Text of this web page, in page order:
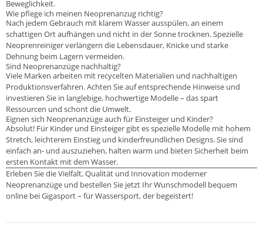
Beweglichkeit.
Wie pflege ich meinen Neoprenanzug richtig?
Nach jedem Gebrauch mit klarem Wasser ausspülen, an einem
schattigen Ort aufhängen und nicht in der Sonne trocknen. Spezielle
Neoprenreiniger verlängern die Lebensdauer, Knicke und starke
Dehnung beim Lagern vermeiden.
Sind Neoprenanzüge nachhaltig?
Viele Marken arbeiten mit recycelten Materialien und nachhaltigen
Produktionsverfahren. Achten Sie auf entsprechende Hinweise und
investieren Sie in langlebige, hochwertige Modelle – das spart
Ressourcen und schont die Umwelt.
Eignen sich Neoprenanzüge auch für Einsteiger und Kinder?
Absolut! Für Kinder und Einsteiger gibt es spezielle Modelle mit hohem
Stretch, leichterem Einstieg und kinderfreundlichen Designs. Sie sind
einfach an- und auszuziehen, halten warm und bieten Sicherheit beim
ersten Kontakt mit dem Wasser.
Erleben Sie die Vielfalt, Qualität und Innovation moderner
Neoprenanzüge und bestellen Sie jetzt Ihr Wunschmodell bequem
online bei Gigasport – für Wassersport, der begeistert!